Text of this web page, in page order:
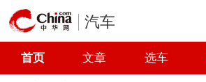
汽车
首页 文章 选车